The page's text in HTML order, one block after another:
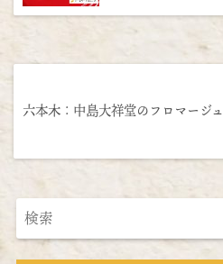
六本木：中島大祥堂のフロマージュ